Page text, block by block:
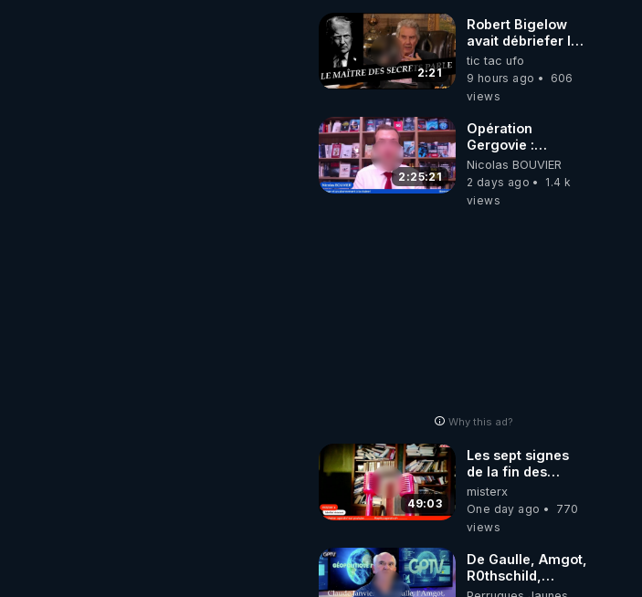
#collegecentral
2:21
Robert Bigelow
avait débriefer le
pédophile
génocidaire de
donald j trump
tic tac ufo
9 hours ago
606
views
2:25:21
Opération
Gergovie :
‪@38resistancegauloise‬
‪@MarionSigautOfficiel‬
‪@gladysriifard5710‬
Nicolas BOUVIER
2 days ago
1.4 k
views
Why this ad?
49:03
Les sept signes
de la fin des
temps selon
l’intervenant
misterx
One day ago
770
views
De Gaulle, Amgot,
R0thschild,
Macron &